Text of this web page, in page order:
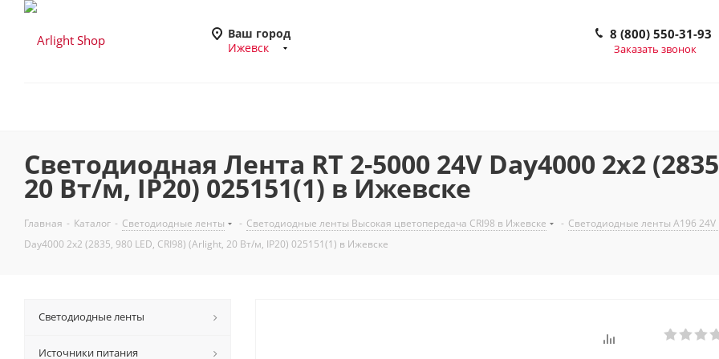
Ваш город
Ижевск
8 (800) 550-31-93
Заказать звонок
Светодиодная Лента RT 2-5000 24V Day4000 2x2
20 Вт/м, IP20) 025151(1) в Ижевске
Главная - Каталог - Светодиодные ленты - Светодиодные ленты Высокая цветопередача CRI98 в Ижевске - Светодиодные ленты A196
Day4000 2x2 (2835, 980 LED, CRI98) (Arlight, 20 Вт/м, IP20) 025151(1) в Ижевске
Светодиодные ленты
Источники питания